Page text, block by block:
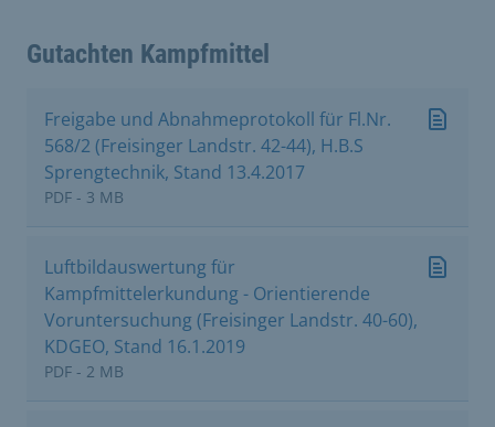
Gutachten Kampfmittel
Freigabe und Abnahmeprotokoll für Fl.Nr.
568/2 (Freisinger Landstr. 42-44), H.B.S
Sprengtechnik, Stand 13.4.2017
PDF - 3 MB
Luftbildauswertung für
Kampfmittelerkundung - Orientierende
Voruntersuchung (Freisinger Landstr. 40-60),
KDGEO, Stand 16.1.2019
PDF - 2 MB